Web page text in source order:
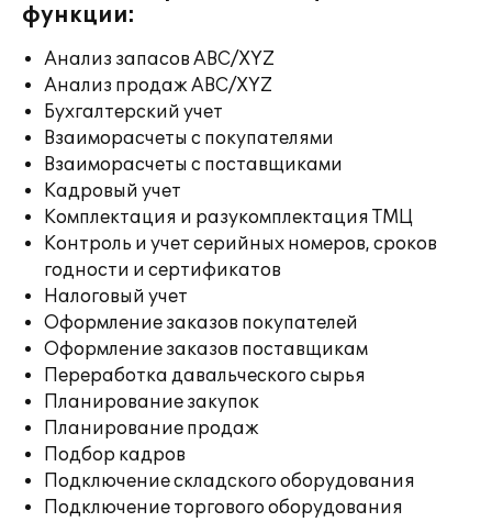
функции:
Анализ запасов ABC/XYZ
Анализ продаж ABC/XYZ
Бухгалтерский учет
Взаиморасчеты с покупателями
Взаиморасчеты с поставщиками
Кадровый учет
Комплектация и разукомплектация ТМЦ
Контроль и учет серийных номеров, сроков
годности и сертификатов
Налоговый учет
Оформление заказов покупателей
Оформление заказов поставщикам
Переработка давальческого сырья
Планирование закупок
Планирование продаж
Подбор кадров
Подключение складского оборудования
Подключение торгового оборудования